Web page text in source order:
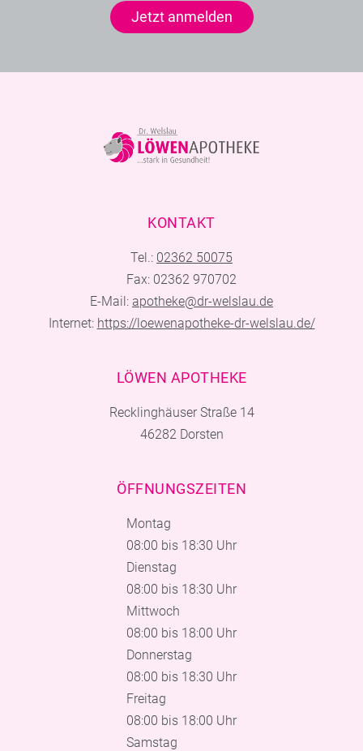
Jetzt anmelden
KONTAKT
Tel.: 02362 50075
Fax: 02362 970702
E-Mail: apotheke@dr-welslau.de
Internet: https://loewenapotheke-dr-welslau.de/
LÖWEN APOTHEKE
Recklinghäuser Straße 14
46282 Dorsten
ÖFFNUNGSZEITEN
Montag
08:00 bis 18:30 Uhr
Dienstag
08:00 bis 18:30 Uhr
Mittwoch
08:00 bis 18:00 Uhr
Donnerstag
08:00 bis 18:30 Uhr
Freitag
08:00 bis 18:00 Uhr
Samstag